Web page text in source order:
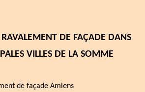
RAVALEMENT DE FAÇADE DANS
VILLES DE LA SOMME
de façade Amiens